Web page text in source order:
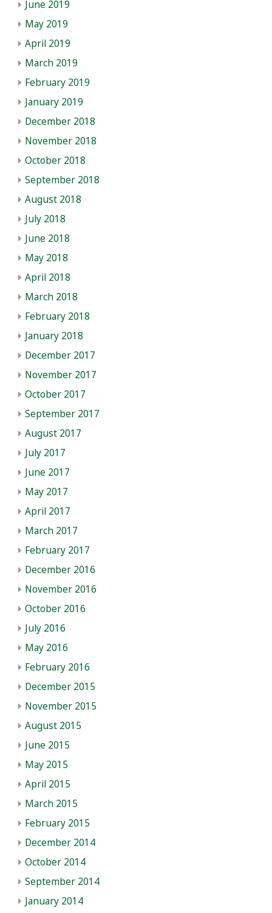
June 2019
May 2019
April 2019
March 2019
February 2019
January 2019
December 2018
November 2018
October 2018
September 2018
August 2018
July 2018
June 2018
May 2018
April 2018
March 2018
February 2018
January 2018
December 2017
November 2017
October 2017
September 2017
August 2017
July 2017
June 2017
May 2017
April 2017
March 2017
February 2017
December 2016
November 2016
October 2016
July 2016
May 2016
February 2016
December 2015
November 2015
August 2015
June 2015
May 2015
April 2015
March 2015
February 2015
December 2014
October 2014
September 2014
January 2014